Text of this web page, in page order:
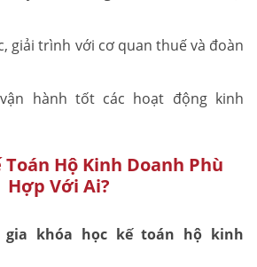
giải trình với cơ quan thuế và đoàn
hành tốt các hoạt động kinh
Toán Hộ Kinh Doanh Phù
Hợp Với Ai?
khóa học kế toán hộ kinh